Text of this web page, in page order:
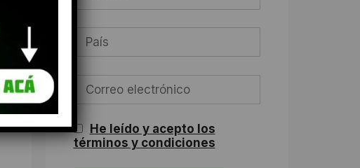
He leído y acepto los
términos y condiciones